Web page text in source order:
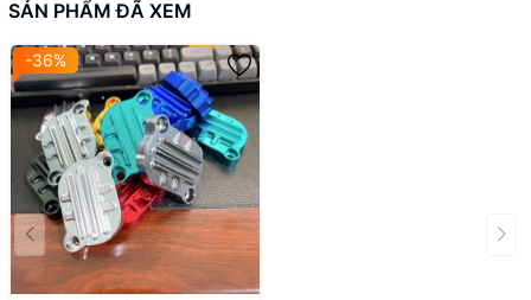
SẢN PHẨM ĐÃ XEM
-36%